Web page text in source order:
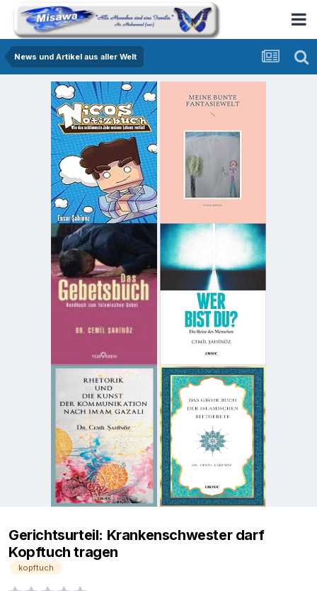
News und Artikel aus aller Welt
Gerichtsurteil: Krankenschwester darf
Kopftuch tragen
kopftuch